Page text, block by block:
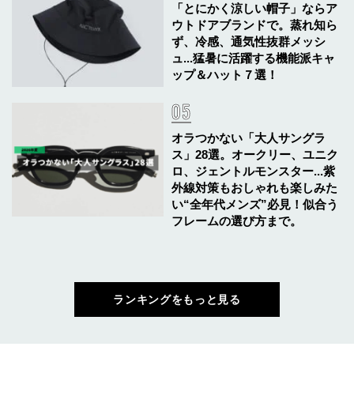
「とにかく涼しい帽子」ならア
ウトドアブランドで。蒸れ知ら
ず、冷感、通気性抜群メッシ
ュ...猛暑に活躍する機能派キャ
ップ＆ハット７選！
オラつかない「大人サングラ
ス」28選。オークリー、ユニク
ロ、ジェントルモンスター...紫
外線対策もおしゃれも楽しみた
い“全年代メンズ”必見！似合う
フレームの選び方まで。
ランキングをもっと見る